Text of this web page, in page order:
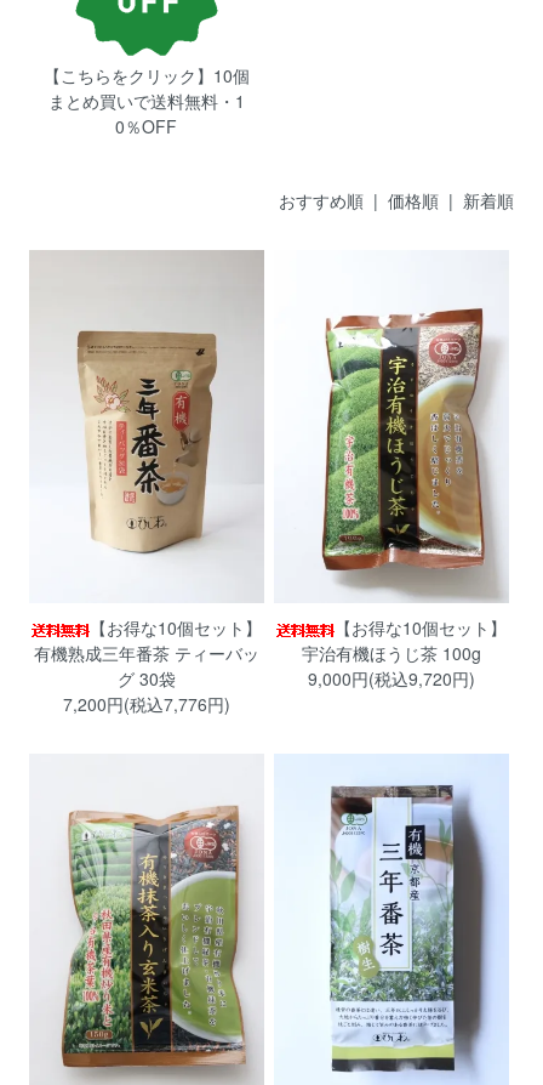
【こちらをクリック】10個
まとめ買いで送料無料・1
0％OFF
おすすめ順| 価格順 | 新着順
【お得な10個セット】
有機熟成三年番茶 ティーバッ
グ 30袋
7,200円(税込7,776円)
【お得な10個セット】
宇治有機ほうじ茶 100g
9,000円(税込9,720円)